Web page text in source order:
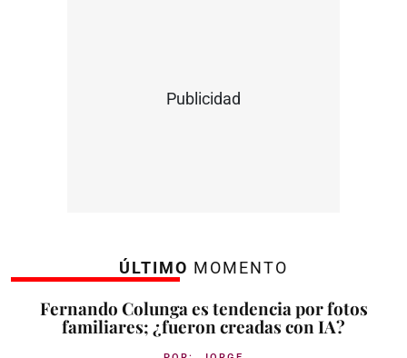
Publicidad
ÚLTIMO MOMENTO
Fernando Colunga es tendencia por fotos
familiares; ¿fueron creadas con IA?